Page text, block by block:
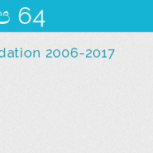
64
2006-2017